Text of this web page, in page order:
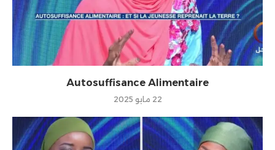
Autosuffisance Alimentaire
22 مايو 2025